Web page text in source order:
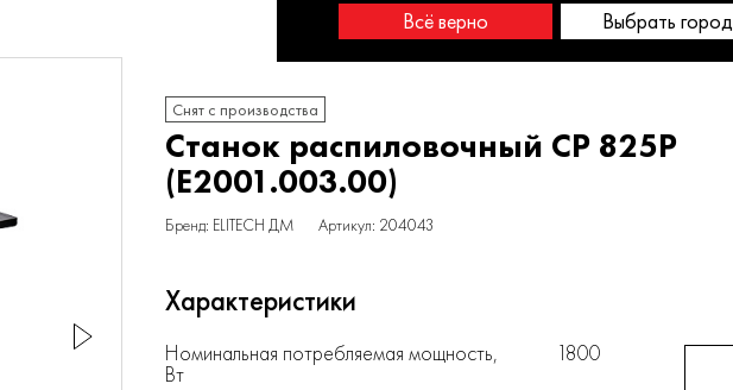
Всё верно Выбрать город
Снят с производства
Станок распиловочный СР 825P
(E2001.003.00)
Бренд: ELITECH ДМ Артикул: 204043
Характеристики
Номинальная потребляемая мощность,
Вт
1800